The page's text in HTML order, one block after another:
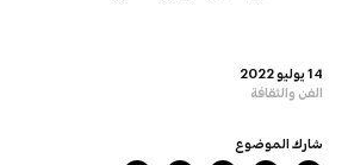
14 يوليو 2022
الفن والثقافة
شارك الموضوع